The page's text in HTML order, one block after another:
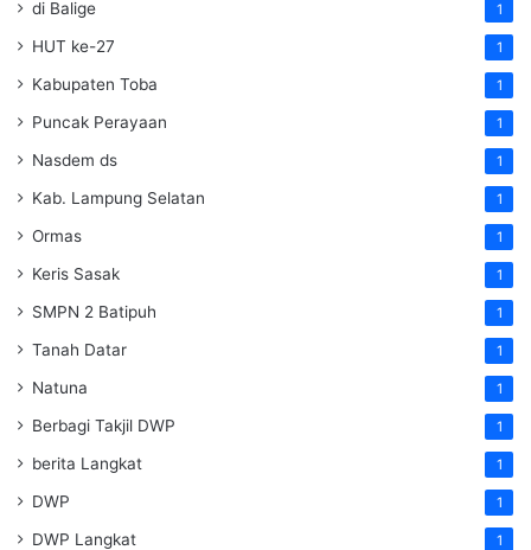
di Balige 1
HUT ke-27 1
Kabupaten Toba 1
Puncak Perayaan 1
Nasdem ds 1
Kab. Lampung Selatan 1
Ormas 1
Keris Sasak 1
SMPN 2 Batipuh 1
Tanah Datar 1
Natuna 1
Berbagi Takjil DWP 1
berita Langkat 1
DWP 1
DWP Langkat 1